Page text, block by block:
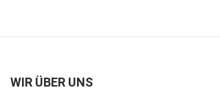
WIR ÜBER UNS